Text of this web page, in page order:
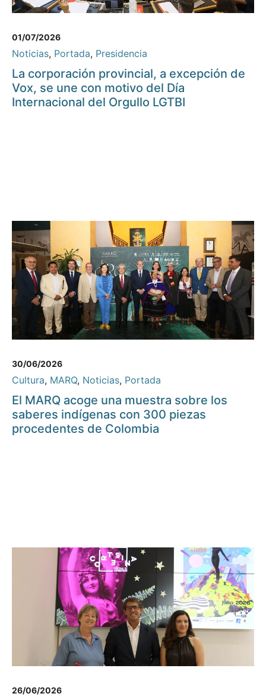
01/07/2026
Noticias, Portada, Presidencia
La corporación provincial, a excepción de
Vox, se une con motivo del Día
Internacional del Orgullo LGTBI
30/06/2026
Cultura, MARQ, Noticias, Portada
El MARQ acoge una muestra sobre los
saberes indígenas con 300 piezas
procedentes de Colombia
26/06/2026